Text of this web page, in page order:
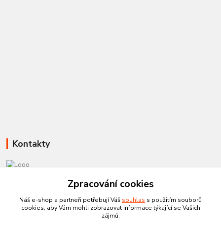
Kontakty
info@czechtherm.cz
Zpracování cookies
Náš e-shop a partneři potřebují Váš souhlas s použitím souborů
cookies, aby Vám mohli zobrazovat informace týkající se Vašich
zájmů.